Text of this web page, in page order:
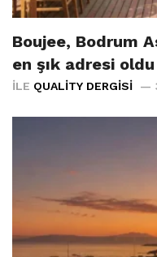
Boujee, Bodrum
en şık adresi oldu
İLE QUALITY DERGISI